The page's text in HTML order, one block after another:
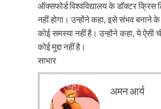
ऑक्सफोर्ड विश्वविद्यालय के डॉक्टर
नहीं होगा। उन्होंने कहा, इसे संभव बनाने
कोई समस्या नहीं है। उन्होंने कहा, ये
कोई मुद्दा नहीं है।
साभार
अमन आर्य